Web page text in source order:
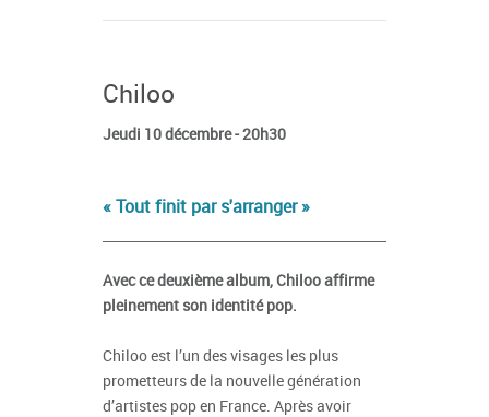
Chiloo
Jeudi 10 décembre - 20h30
« Tout finit par s'arranger »
Avec ce deuxième album, Chiloo affirme
pleinement son identité pop.
Chiloo est l’un des visages les plus
prometteurs de la nouvelle génération
d’artistes pop en France. Après avoir